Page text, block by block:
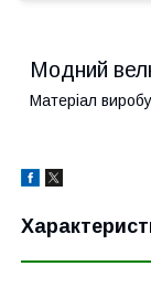
Модний
Матеріал